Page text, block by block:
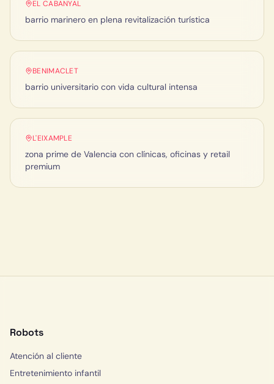
EL CABANYAL
barrio marinero en plena revitalización turística
BENIMACLET
barrio universitario con vida cultural intensa
L'EIXAMPLE
zona prime de Valencia con clínicas, oficinas y retail
premium
Robots
Atención al cliente
Entretenimiento infantil